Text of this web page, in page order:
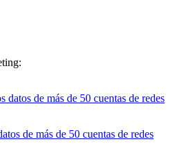
de más de 50 cuentas de redes